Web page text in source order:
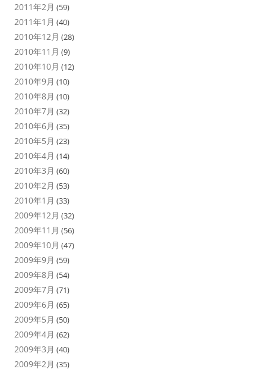
2011年2月 (59)
2011年1月 (40)
2010年12月 (28)
2010年11月 (9)
2010年10月 (12)
2010年9月 (10)
2010年8月 (10)
2010年7月 (32)
2010年6月 (35)
2010年5月 (23)
2010年4月 (14)
2010年3月 (60)
2010年2月 (53)
2010年1月 (33)
2009年12月 (32)
2009年11月 (56)
2009年10月 (47)
2009年9月 (59)
2009年8月 (54)
2009年7月 (71)
2009年6月 (65)
2009年5月 (50)
2009年4月 (62)
2009年3月 (40)
2009年2月 (35)